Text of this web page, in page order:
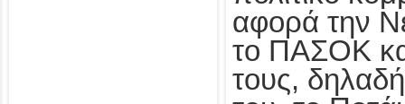
αφορά την
το ΠΑΣΟΚ
τους,